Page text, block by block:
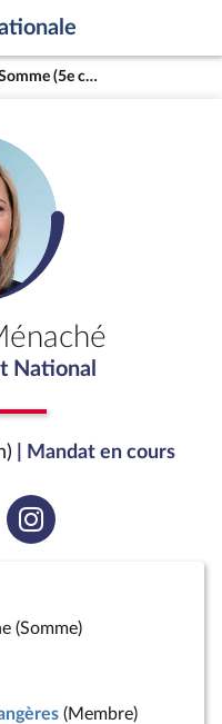
Mme Yaël Ménaché - Somme (5e circonscription)
National
| Mandat en cours
Voir
la
(Somme)
(Membre)